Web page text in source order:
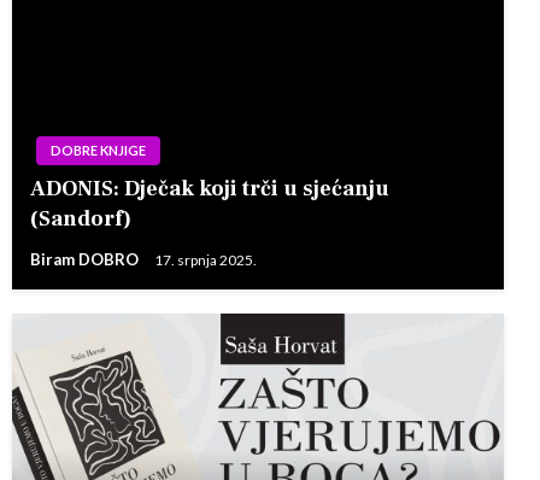
DOBRE KNJIGE
ADONIS: Dječak koji trči u sjećanju
(Sandorf)
Biram DOBRO 17. srpnja 2025.